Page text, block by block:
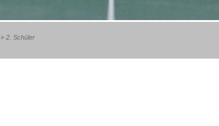
» 2. Schüler